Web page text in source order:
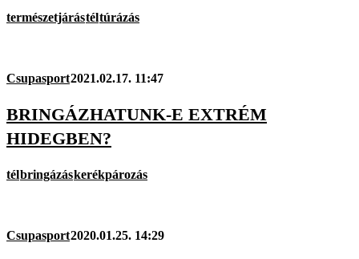
természetjárástéltúrázás
Csupasport2021.02.17. 11:47
BRINGÁZHATUNK-E EXTRÉM
HIDEGBEN?
télbringázáskerékpározás
Csupasport2020.01.25. 14:29